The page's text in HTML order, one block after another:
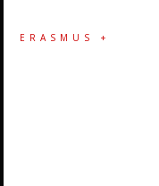
ERASMUS +